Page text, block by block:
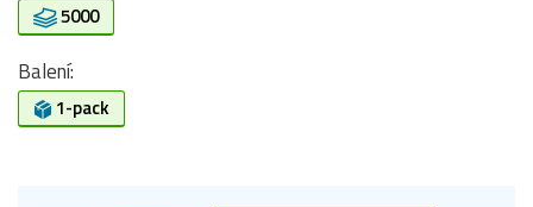
5000
Balení:
1-pack